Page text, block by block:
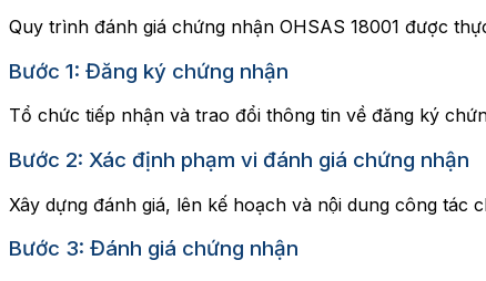
Quy trình đánh giá chứng nhận OHSAS 18001 được
Bước 1: Đăng ký chứng nhận
Tổ chức tiếp nhận và trao đổi thông tin về đăng ký
Bước 2: Xác định phạm vi đánh giá chứng nhận
Xây dựng đánh giá, lên kế hoạch và nội dung công tác
Bước 3: Đánh giá chứng nhận